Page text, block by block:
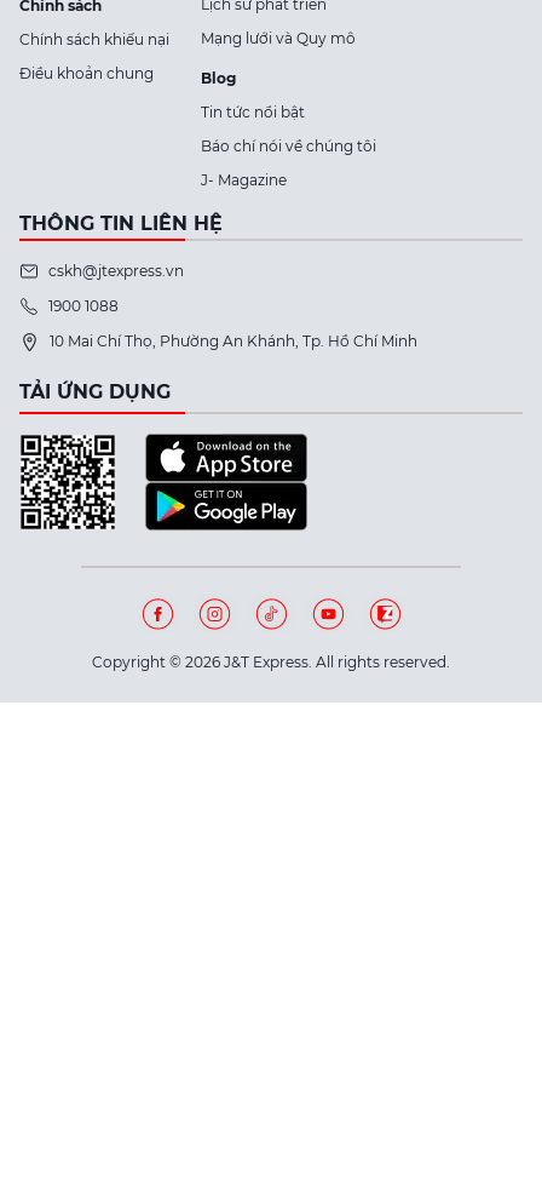
Chính sách
Chính sách khiếu nại
Điều khoản chung
Lịch sử phát triển
Mạng lưới và Quy mô
Blog
Tin tức nổi bật
Báo chí nói về chúng tôi
J- Magazine
THÔNG TIN LIÊN HỆ
cskh@jtexpress.vn
1900 1088
10 Mai Chí Thọ, Phường An Khánh, Tp. Hồ Chí Minh
TẢI ỨNG DỤNG
Copyright © 2026 J&T Express. All rights reserved.